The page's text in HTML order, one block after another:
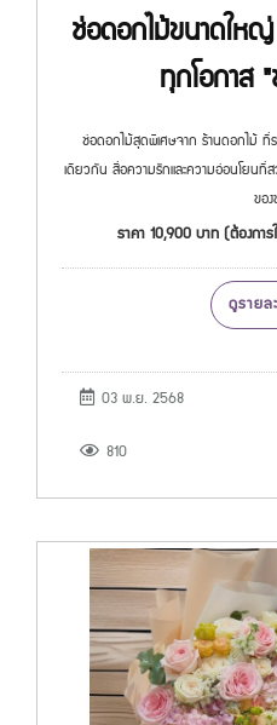
ช่อดอกไม้ขนาดให
ทุกโอกาส
ช่อดอกไม้สุดพิเศษจาก ร้านดอกไม้ ที่
เดียวกัน สื่อความรักและความอ่อนโยนที่ส
ขอ
ราคา 10,900 บาท (ต้องการ
ดูรายล
03 พ.ย. 2568
810